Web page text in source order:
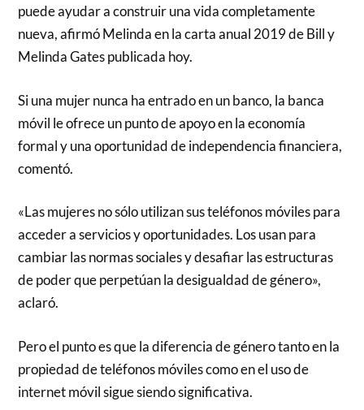
puede ayudar a construir una vida completamente
nueva, afirmó Melinda en la carta anual 2019 de Bill y
Melinda Gates publicada hoy.
Si una mujer nunca ha entrado en un banco, la banca
móvil le ofrece un punto de apoyo en la economía
formal y una oportunidad de independencia financiera,
comentó.
«Las mujeres no sólo utilizan sus teléfonos móviles para
acceder a servicios y oportunidades. Los usan para
cambiar las normas sociales y desafiar las estructuras
de poder que perpetúan la desigualdad de género»,
aclaró.
Pero el punto es que la diferencia de género tanto en la
propiedad de teléfonos móviles como en el uso de
internet móvil sigue siendo significativa.